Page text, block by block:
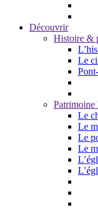
Découvrir
Histoire &
Le
Patrimoine
Le
Le
Le
Le